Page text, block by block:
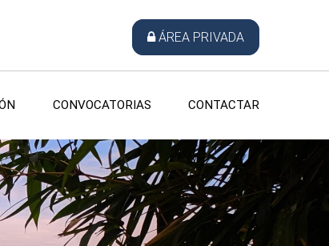
ÁREA PRIVADA
CONVOCATORIAS CONTACTAR